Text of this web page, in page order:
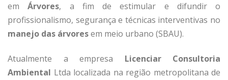
emÁrvores, a fim de estimular e difundir o
profissionalismo, segurança e técnicas interventivas no
manejo das árvoresem meio urbano (SBAU).
Atualmente a empresa Licenciar Consultoria
Ambiental Ltda localizada na região metropolitana de